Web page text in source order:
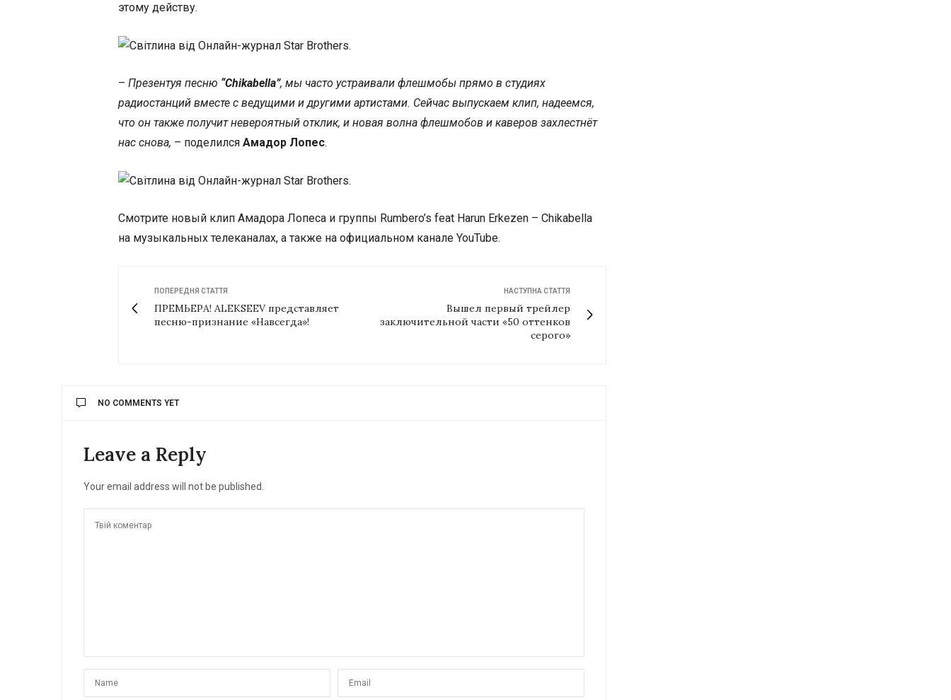
этому действу.
– Презентуя песню “Chikabella”, мы часто устраивали флешмобы прямо в студиях
радиостанций вместе с ведущими и другими артистами. Сейчас выпускаем клип, надеемся,
что он также получит невероятный отклик, и новая волна флешмобов и каверов захлестнёт
нас снова, – поделился Амадор Лопес.
Смотрите новый клип Амадора Лопеса и группы Rumbero’s feat Harun Erkezen – Chikabella
на музыкальных телеканалах, а также на официальном канале YouTube.
ПОПЕРЕДНЯ СТАТТЯ
ПРЕМЬЕРА! ALEKSEEV представляет
песню-признание «Навсегда»!
НАСТУПНА СТАТТЯ
Вышел первый трейлер
заключительной части «50 оттенков
серого»
NO COMMENTS YET
Leave a Reply
Your email address will not be published.